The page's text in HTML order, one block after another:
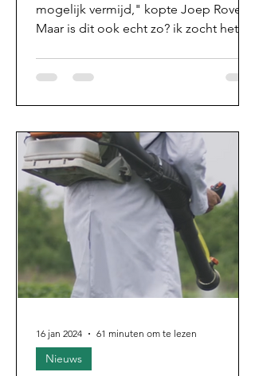
mogelijk vermijd," kopte Joep Rovers.
Maar is dit ook echt zo? ik zocht het
Nieuws
16 jan 2024 61 minuten om te lezen